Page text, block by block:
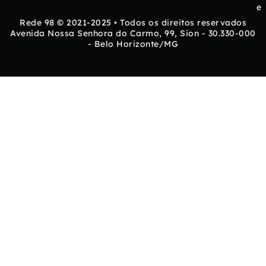
e
Rede 98 © 2021-2025 • Todos os direitos reservados
Avenida Nossa Senhora do Carmo, 99, Sion - 30.330-000
- Belo Horizonte/MG